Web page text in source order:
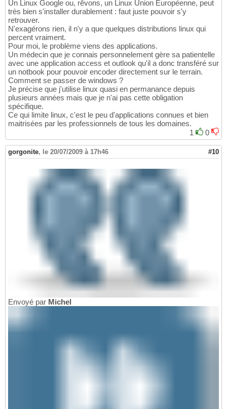
Un Linux Google ou, rêvons, un Linux Union Européenne, peut
très bien s'installer durablement : faut juste pouvoir s'y
retrouver.
N'exagérons rien, il n'y a que quelques distributions linux qui
percent vraiment.
Pour moi, le problème viens des applications.
Un médecin que je connais personnelement gère sa patientelle
avec une application access et outlook qu'il a donc transféré sur
un notbook pour pouvoir encoder directement sur le terrain.
Comment se passer de windows ?
Je précise que j'utilise linux quasi en permanance depuis
plusieurs années mais que je n'ai pas cette obligation
spécifique.
Ce qui limite linux, c'est le peu d'applications connues et bien
maitrisées par les professionnels de tous les domaines.
1
0
gorgonite, le 20/07/2009 à 17h46 #10
Envoyé par Michel